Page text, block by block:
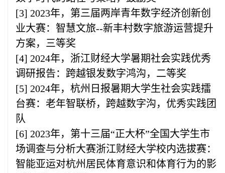
[3] 2023年，第三届两岸青年数字经济创新创
业大赛：智慧文旅--新丰村数字旅游运营提升
方案，三等奖
[4] 2024年，浙江财经大学暑期社会实践优秀
调研报告：跨越银发数字鸿沟，二等奖
[5] 2024年，杭州日报暑期大学生社会实践擂
台赛：老年智联桥，跨越数字沟，优秀实践团
队
[6] 2023年，第十三届“正大杯”全国大学生市
场调查与分析大赛浙江财经大学校内选拔赛：
智能亚运对杭州居民体育意识和体育行为的影